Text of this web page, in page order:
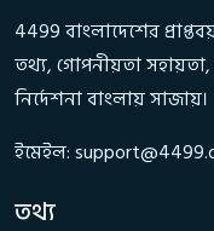
4499 বাংলাদেশের
তথ্য, গোপনীয়তা সহায়তা,
নির্দেশনা বাংলায় সাজায়।
ইমেইল:
তথ্য